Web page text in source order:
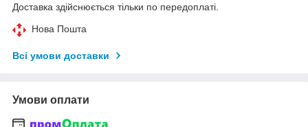
Доставка здійснюється тільки по передоплаті.
Нова Пошта
Всі умови доставки
Умови оплати